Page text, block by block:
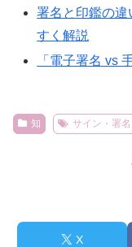
署名と印鑑の
すく解説
「電子署名 vs
知 サイン・署名
X